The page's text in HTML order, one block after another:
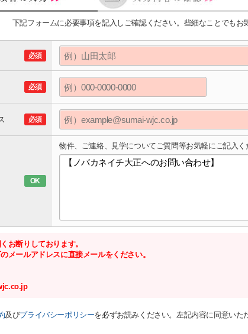
下記フォームに必要事項を記入しご確認ください。些細なことでもお
必須
必須
必須
OK
物件、ご連絡、見学についてご質問等お気軽にご記入く
お断りしております。
メールアドレスに直接メールをください。
及びプライバシーポリシーを必ずお読みください。左記内容に同意いた